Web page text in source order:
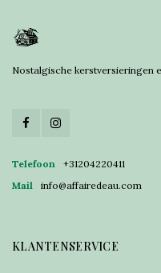
Nostalgische kerstversieringen
Telefoon
+31204220411
Mail
info@affairedeau.com
KLANTENSERVICE